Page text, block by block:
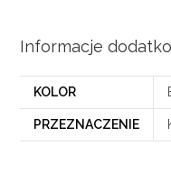
Informacje
KOLOR
PRZEZNACZENIE